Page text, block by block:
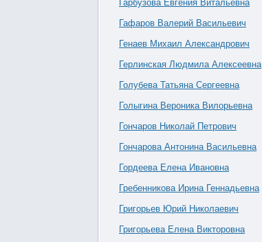
Гарбузова Евгения Витальевна
Гафаров Валерий Васильевич
Генаев Михаил Александрович
Герлинская Людмила Алексеевна
Голубева Татьяна Сергеевна
Голыгина Вероника Вилорьевна
Гончаров Николай Петрович
Гончарова Антонина Васильевна
Гордеева Елена Ивановна
Гребенникова Ирина Геннадьевна
Григорьев Юрий Николаевич
Григорьева Елена Викторовна